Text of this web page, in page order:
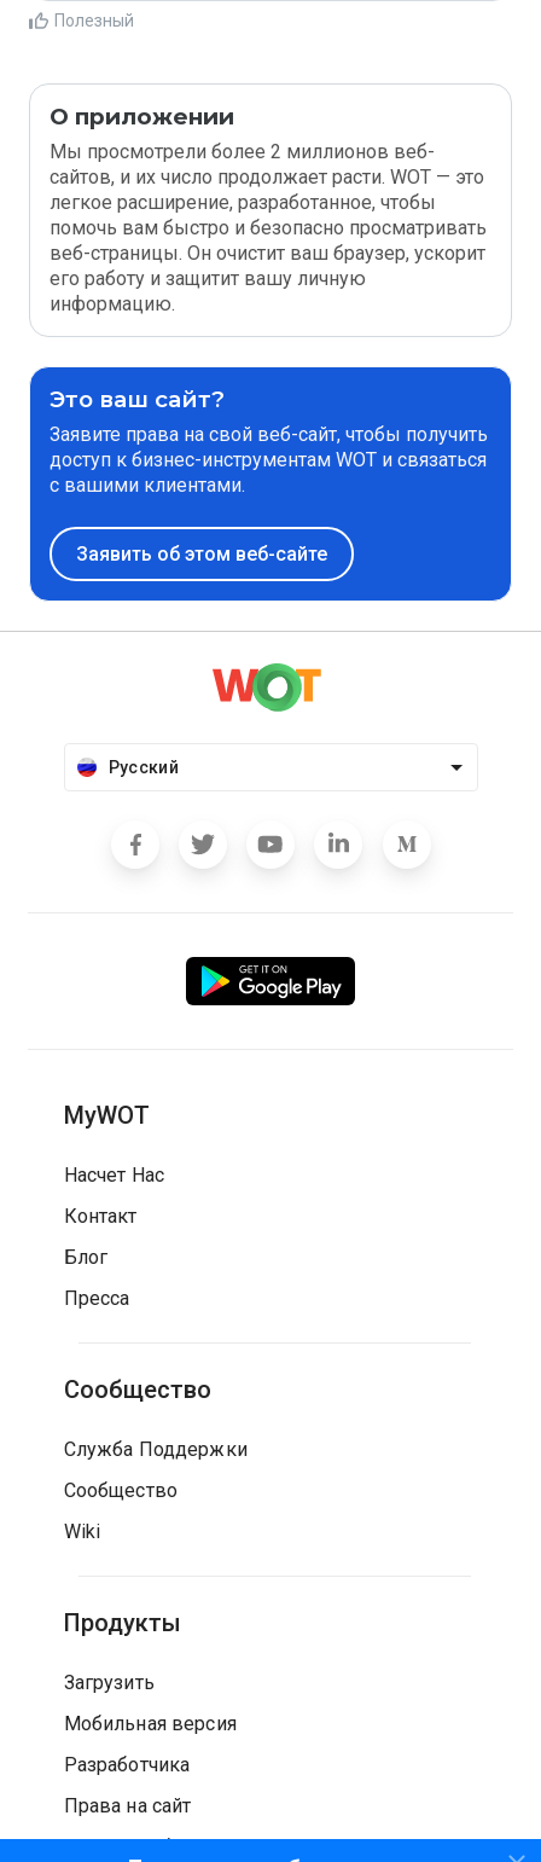
Полезный
О приложении
Мы просмотрели более 2 миллионов веб-
сайтов, и их число продолжает расти. WOT — это
легкое расширение, разработанное, чтобы
помочь вам быстро и безопасно просматривать
веб-страницы. Он очистит ваш браузер, ускорит
его работу и защитит вашу личную
информацию.
Это ваш сайт?
Заявите права на свой веб-сайт, чтобы получить
доступ к бизнес-инструментам WOT и связаться
с вашими клиентами.
Заявить об этом веб-сайте
Русский
MyWOT
Насчет Нас
Контакт
Блог
Пресса
Сообщество
Служба Поддержки
Сообщество
Wiki
Продукты
Загрузить
Мобильная версия
Разработчика
Права на сайт
Проверка безопасности